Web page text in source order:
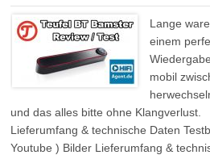
Lange
einem
mobil
und das alles bitte ohne
Lieferumfang & technische Daten
Youtube ) Bilder Lieferumfang &